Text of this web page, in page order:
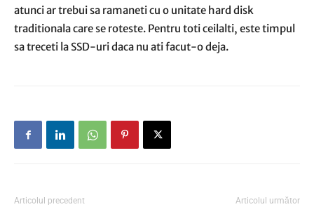
atunci ar trebui sa ramaneti cu o unitate hard disk
traditionala care se roteste. Pentru toti ceilalti, este timpul
sa treceti la SSD-uri daca nu ati facut-o deja.
Articolul precedent Articolul următor